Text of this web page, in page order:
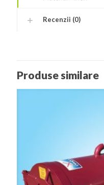
Recenzii (0)
Produse similare